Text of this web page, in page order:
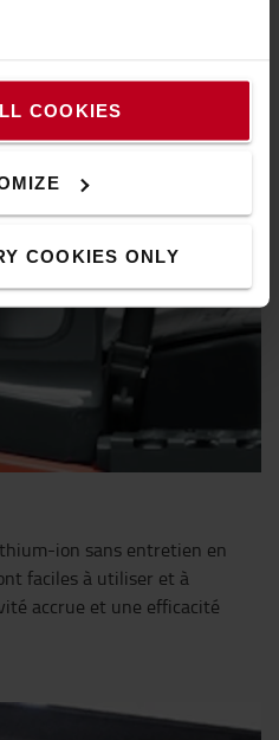
COOKIES
COOKIES ONLY
ion sans entretien en
faciles à utiliser et à
accrue et une efficacité